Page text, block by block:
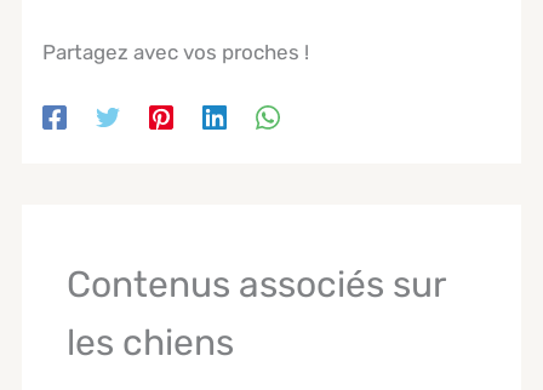
Partagez avec vos proches !
Contenus associés sur
les chiens